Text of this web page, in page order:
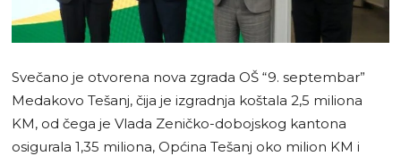
Svečano je otvorena nova zgrada OŠ “9. septembar”
Medakovo Tešanj, čija je izgradnja koštala 2,5 miliona
KM, od čega je Vlada Zeničko-dobojskog kantona
osigurala 1,35 miliona, Općina Tešanj oko milion KM i